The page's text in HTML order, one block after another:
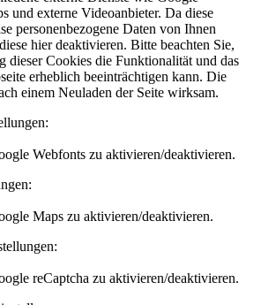
und externe Videoanbieter. Da diese
personenbezogene Daten von Ihnen
hier deaktivieren. Bitte beachten Sie,
dieser Cookies die Funktionalität und das
erheblich beeinträchtigen kann. Die
einem Neuladen der Seite wirksam.
Webfonts zu aktivieren/deaktivieren.
Maps zu aktivieren/deaktivieren.
reCaptcha zu aktivieren/deaktivieren.